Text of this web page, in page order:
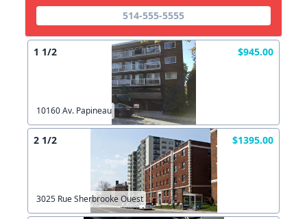
514-555-5555
1 1/2 $945.00
10160 Av. Papineau
2 1/2 $1395.00
3025 Rue Sherbrooke Ouest
X Fermer Envoyez